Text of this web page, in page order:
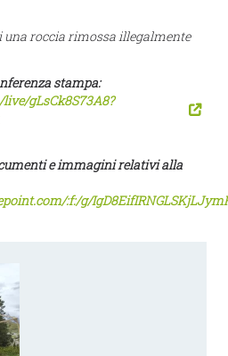
una roccia rimossa illegalmente
stampa:
gLsCk8S73A8?
e immagini relativi alla
:f:/g/